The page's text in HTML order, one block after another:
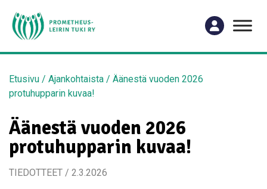
Etusivu / Ajankohtaista / Äänestä vuoden 2026
protuhupparin kuvaa!
Äänestä vuoden 2026
protuhupparin kuvaa!
TIEDOTTEET / 2.3.2026